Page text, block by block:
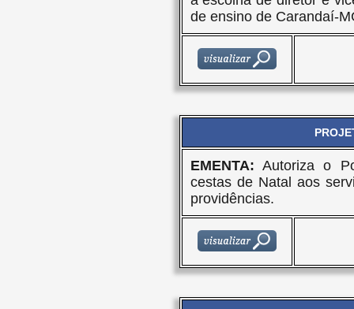
de ensino de Carandaí-
EMENTA: Autoriza o
cestas de Natal aos
providências.